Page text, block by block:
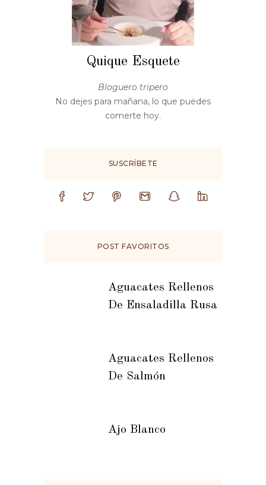
Quique Esquete
Bloguero tripero
No dejes para mañana, lo que puedes
comerte hoy.
SUSCRÍBETE
POST FAVORITOS
Aguacates Rellenos
De Ensaladilla Rusa
Aguacates Rellenos
De Salmón
Ajo Blanco